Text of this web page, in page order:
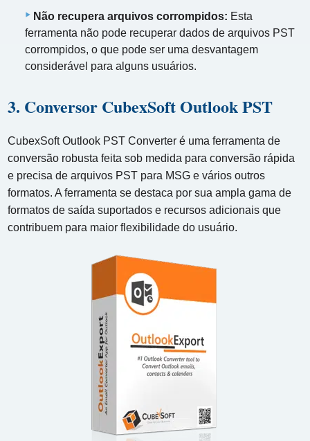
Não recupera arquivos corrompidos: Esta
ferramenta não pode recuperar dados de arquivos PST
corrompidos, o que pode ser uma desvantagem
considerável para alguns usuários.
3. Conversor CubexSoft Outlook PST
CubexSoft Outlook PST Converter é uma ferramenta de
conversão robusta feita sob medida para conversão rápida
e precisa de arquivos PST para MSG e vários outros
formatos. A ferramenta se destaca por sua ampla gama de
formatos de saída suportados e recursos adicionais que
contribuem para maior flexibilidade do usuário.